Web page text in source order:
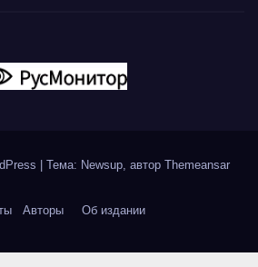
| Тема: Newsup, автор Themeansar
Авторы Об издании